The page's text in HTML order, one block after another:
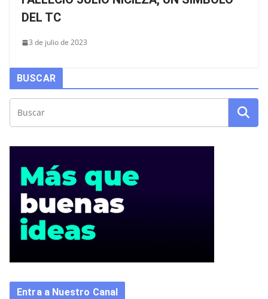
DEL TC
3 de julio de 2023
BUSCAR
Entra a Nuestro Canal